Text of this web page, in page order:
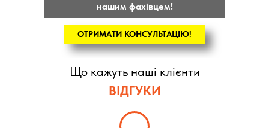
ОТРИМАТИ КОНСУЛЬТАЦІЮ!
нашим фахівцем!
Що кажуть наші клієнти
ВІДГУКИ